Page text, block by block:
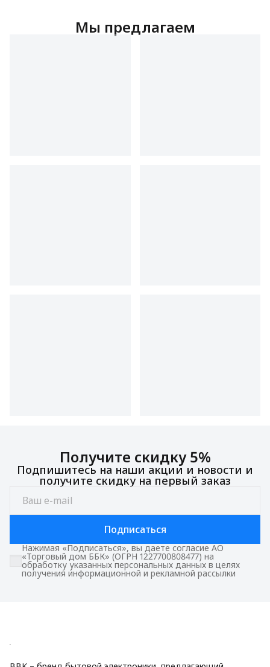
Мы предлагаем
Получите скидку 5%
Подпишитесь на наши акции и новости и
получите скидку на первый заказ
Подписаться
Нажимая «Подписаться», вы даете согласие АО
«Торговый дом ББК» (ОГРН 1227700808477) на
обработку указанных персональных данных в целях
получения информационной и рекламной рассылки